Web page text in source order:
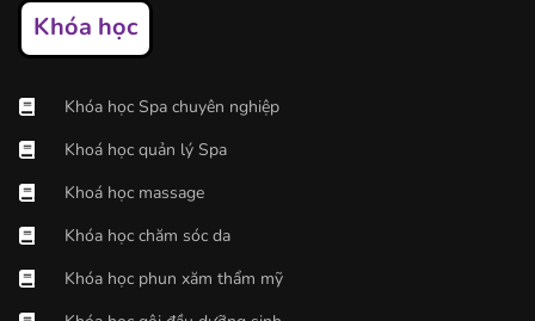
Khóa học
Khóa học Spa chuyên nghiệp
Khoá học quản lý Spa
Khoá học massage
Khóa học chăm sóc da
Khóa học phun xăm thẩm mỹ